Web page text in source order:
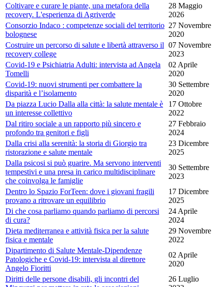
Coltivare e curare le piante, una metafora della
recovery. L'esperienza di Agriverde
28 Maggio
2026
Consorzio Indaco : competenze sociali del territorio
bolognese
27 Novembre
2020
Costruire un percorso di salute e libertà attraverso il
recovery college
07 Novembre
2023
Covid-19 e Psichiatria Adulti: intervista ad Angela
Tomelli
02 Aprile
2020
Covid-19: nuovi strumenti per combattere la
disparità e l’isolamento
30 Settembre
2020
Da piazza Lucio Dalla alla città: la salute mentale è
un interesse collettivo
17 Ottobre
2022
Dal ritiro sociale a un rapporto più sincero e
profondo tra genitori e figli
27 Febbraio
2024
Dalla crisi alla serenità: la storia di Giorgio tra
ristorazione e salute mentale
23 Dicembre
2025
Dalla psicosi si può guarire. Ma servono interventi
tempestivi e una presa in carico multidisciplinare
che coinvolga le famiglie
30 Settembre
2023
Dentro lo Spazio ForTeen: dove i giovani fragili
provano a ritrovare un equilibrio
17 Dicembre
2025
Di che cosa parliamo quando parliamo di percorsi
di cura?
24 Aprile
2024
Dieta mediterranea e attività fisica per la salute
fisica e mentale
29 Novembre
2022
Dipartimento di Salute Mentale-Dipendenze
Patologiche e Covid-19: intervista al direttore
Angelo Fioritti
02 Aprile
2020
Diritti delle persone disabili, gli incontri del
26 Luglio